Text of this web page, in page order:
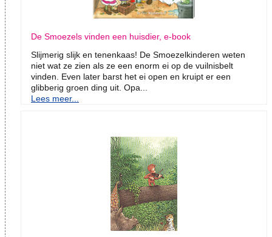
De Smoezels vinden een huisdier, e-book
Slijmerig slijk en tenenkaas! De Smoezelkinderen weten
niet wat ze zien als ze een enorm ei op de vuilnisbelt
vinden. Even later barst het ei open en kruipt er een
glibberig groen ding uit. Opa...
Lees meer...